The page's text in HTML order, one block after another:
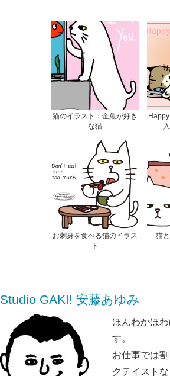
猫のイラスト：金魚が好き
な猫
お刺身を食べる猫のイラス
ト
猫
Studio GAKI! 安藤あゆみ
ほんわかほ
す。
お仕事では
クテイスト